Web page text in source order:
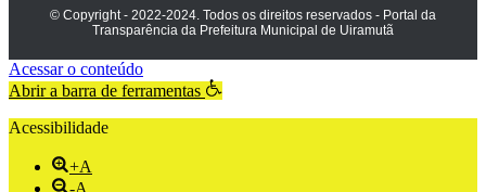
© Copyright - 2022-2024. Todos os direitos reservados - Portal da
Transparência da Prefeitura Municipal de Uiramutã
Acessar o conteúdo
Abrir a barra de ferramentas
Acessibilidade
+A
-A